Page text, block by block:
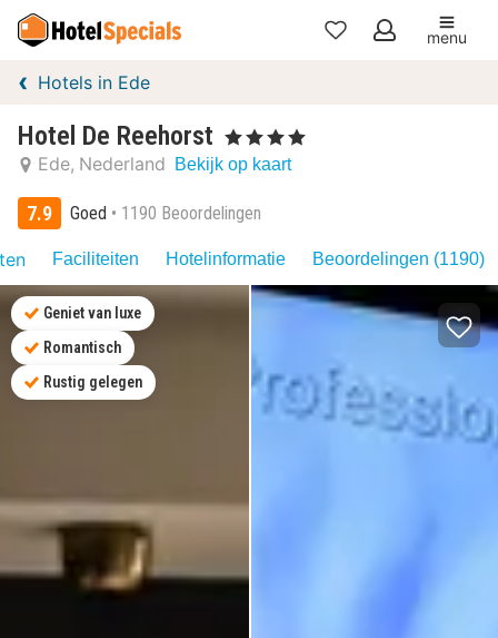
Mijn
menu
Hotels in Ede
Hotel De Reehorst , 4 Sterren
Ede Nederland Bekijk op kaart
7.9 Goed 1190 Beoordelingen
Faciliteiten Hotelinformatie Beoordelingen (1190)
Geniet van luxe
Romantisch
Rustig gelegen